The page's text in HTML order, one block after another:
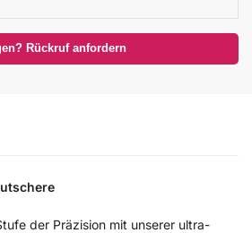
Rückruf anfordern
der Präzision mit unserer ultra-